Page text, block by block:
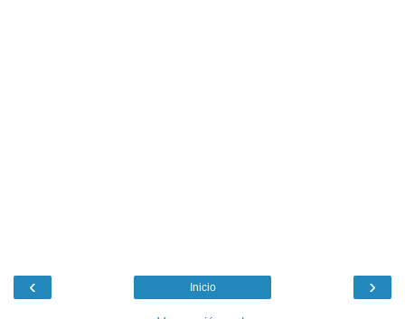
‹ ›
Inicio